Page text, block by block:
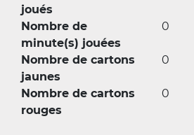
joués
Nombre de
minute(s) jouées
0
Nombre de cartons
jaunes
0
Nombre de cartons
rouges
0